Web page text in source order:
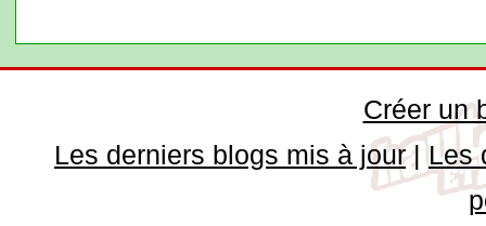
Créer un
Les derniers blogs mis à jour|Les